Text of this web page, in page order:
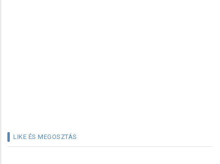
LIKE ÉS MEGOSZTÁS